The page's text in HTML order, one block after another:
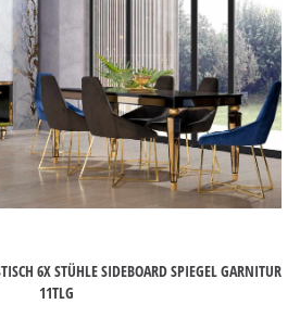
6X STÜHLE SIDEBOARD SPIEGEL GARNITUR 1
1TLG